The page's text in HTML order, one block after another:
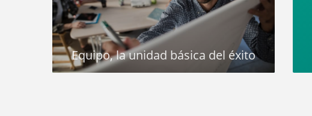
Equipo, la unidad básica del éxito